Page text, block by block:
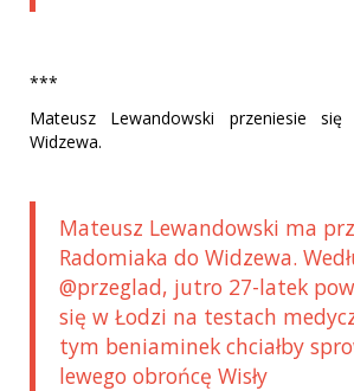
***
Mateusz Lewandowski przeniesie
Widzewa.
Mateusz Lewandowski ma
Radomiaka do Widzewa.
@przeglad, jutro 27-latek
się w Łodzi na testach
tym beniaminek chciałby
lewego obrońcę Wisły